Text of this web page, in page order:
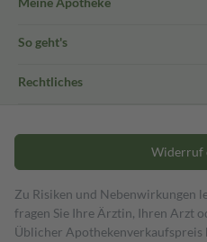
So geht's
Rechtliches
Widerruf
Zu Risiken und Nebenwirkungen
fragen Sie Ihre Ärztin, Ihren Arzt
Üblicher Apothekenverkaufspreis